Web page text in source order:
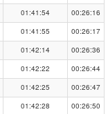
01:41:54
00:26:16
01:41:55
00:26:17
01:42:14
00:26:36
01:42:22
00:26:44
01:42:25
00:26:47
01:42:28
00:26:50